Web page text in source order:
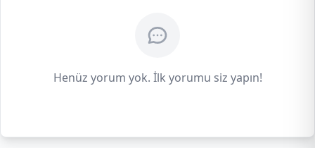
Henüz yorum yok. İlk yorumu siz yapın!